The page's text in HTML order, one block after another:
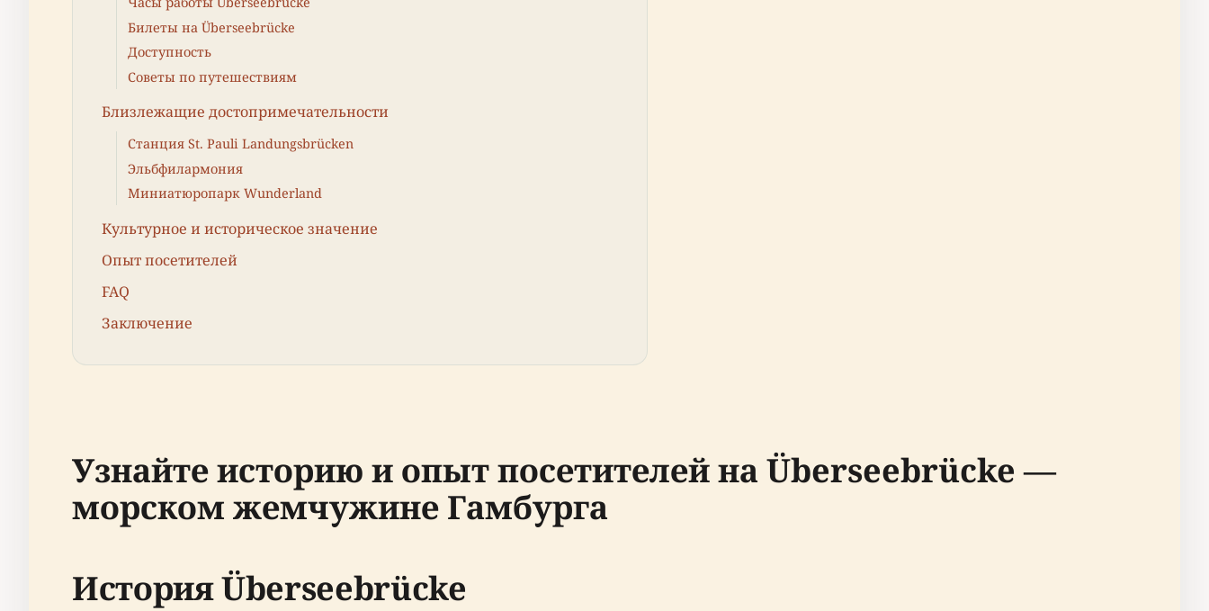
Билеты на Überseebrücke
Доступность
Советы по путешествиям
Близлежащие достопримечательности
Станция St. Pauli Landungsbrücken
Эльбфилармония
Миниатюропарк Wunderland
Культурное и историческое значение
Опыт посетителей
FAQ
Заключение
Узнайте историю и опыт посетителей на Überseebrücke —
морском жемчужине Гамбурга
История Überseebrücke